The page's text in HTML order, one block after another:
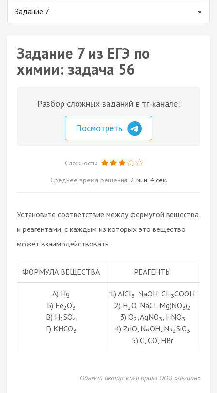
Задание 7
Задание 7 из ЕГЭ по
химии: задача 56
Разбор сложных заданий в тг-канале:
Посмотреть
Сложность:
Среднее время решения: 2 мин. 4 сек.
Установите соответствие между формулой вещества
и реагентами, с каждым из которых это вещество
может взаимодействовать.
ФОРМУЛА ВЕЩЕСТВА РЕАГЕНТЫ
А) Hg
Б) Fe2O3
В) H2SO4
Г) KHCO3
1) AlCl3 , NaOH, CH3COOH
2) H2O, NaCl, Mg(NO3)2
3) O2 , AgNO3 , HNO3
4) ZnO, NaOH, Na2SiO3
5) C, CO, HBr
Объект авторского права ООО «Легион»